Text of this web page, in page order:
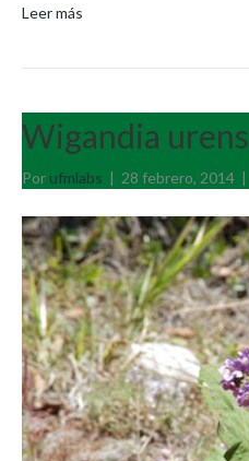
Leer más
Wigandia urens
Por ufmlabs | 28 febrero, 2014 |